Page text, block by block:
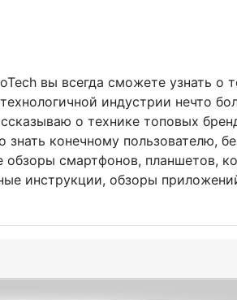
вы всегда сможете узнать о
индустрии нечто
о технике топовых
конечному пользователю,
обзоры смартфонов, планшетов,
инструкции, обзоры